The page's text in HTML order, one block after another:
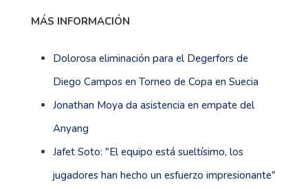
MÁS INFORMACIÓN
Dolorosa eliminación para el Degerfors de
Diego Campos en Torneo de Copa en Suecia
Jonathan Moya da asistencia en empate del
Anyang
Jafet Soto: "El equipo está sueltísimo, los
jugadores han hecho un esfuerzo impresionante"